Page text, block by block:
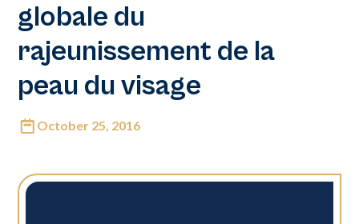
globale du
rajeunissement de la
peau du visage
October 25, 2016